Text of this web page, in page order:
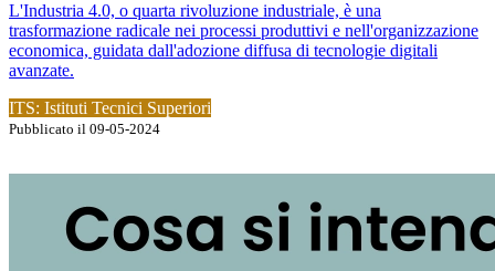
L'Industria 4.0, o quarta rivoluzione industriale, è una
trasformazione radicale nei processi produttivi e nell'organizzazione
economica, guidata dall'adozione diffusa di tecnologie digitali
avanzate.
ITS: Istituti Tecnici Superiori
Pubblicato il 09-05-2024